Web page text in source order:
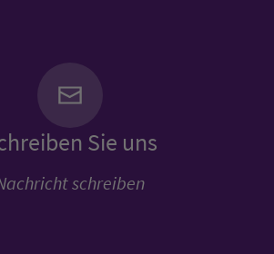
Sie uns
schreiben